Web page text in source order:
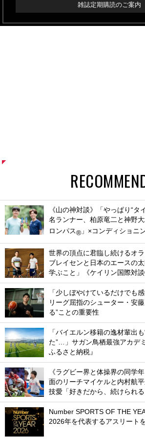
雑誌定期購読のご案内
《山の神対談》「やっぱり“タ
名ランナー、柏原竜二と神野
ロンパス® 」×コンディショニ
世界の頂点に君臨し続けるオ
ブレイセンと日本のエースの
学ぶこと」《ケイリン国際対
「少しぼやけているだけでも
リーグ屈指のシューター・安
る”ことの重要性
「バイエルン移籍の逸材輩出
た”…」サガン鳥栖最強アカデ
ふるさと納税』
《ラグビー界と体操界の同学
面のリーチマイケルと内村航
技愛「好きだから、続けられる
Number SPORTS OF THE
2026年を代表するアスリート